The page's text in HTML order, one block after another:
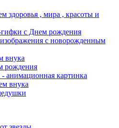
здоровья , мира , красоты и
с Днем рождения
с новорожденным
внука
рождения
анимационная картинка
внука